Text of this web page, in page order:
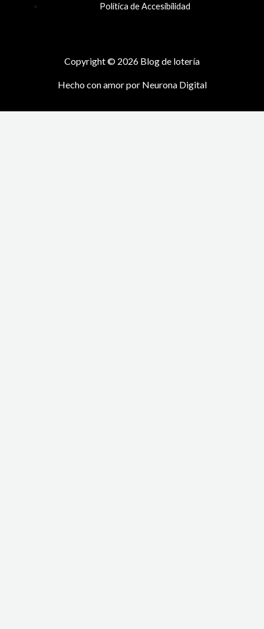
Política de Accesibilidad
Copyright © 2026 Blog de lotería
Hecho con amor por Neurona Digital